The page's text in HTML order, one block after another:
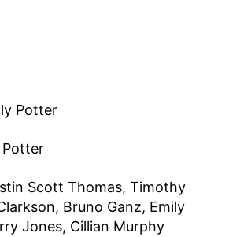
Potter
Potter
Scott Thomas, Timothy
Bruno Ganz, Emily
Jones, Cillian Murphy